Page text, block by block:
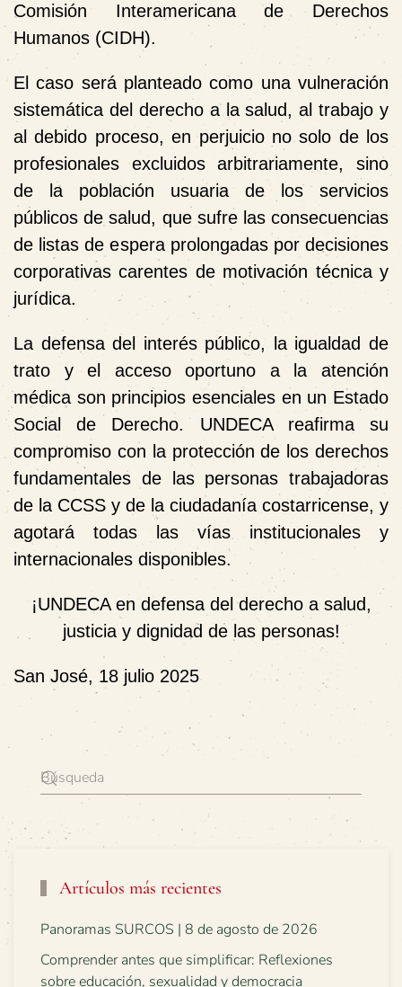
Comisión Interamericana de Derechos
Humanos (CIDH).
El caso será planteado como una vulneración
sistemática del derecho a la salud, al trabajo y
al debido proceso, en perjuicio no solo de los
profesionales excluidos arbitrariamente, sino
de la población usuaria de los servicios
públicos de salud, que sufre las consecuencias
de listas de espera prolongadas por decisiones
corporativas carentes de motivación técnica y
jurídica.
La defensa del interés público, la igualdad de
trato y el acceso oportuno a la atención
médica son principios esenciales en un Estado
Social de Derecho. UNDECA reafirma su
compromiso con la protección de los derechos
fundamentales de las personas trabajadoras
de la CCSS y de la ciudadanía costarricense, y
agotará todas las vías institucionales y
internacionales disponibles.
¡UNDECA en defensa del derecho a salud,
justicia y dignidad de las personas!
San José, 18 julio 2025
Artículos más recientes
Panoramas SURCOS | 8 de agosto de 2026
Comprender antes que simplificar: Reflexiones
sobre educación, sexualidad y democracia